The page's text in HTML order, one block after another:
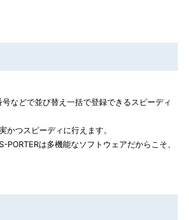
などで並び替え一括で登録できるスピーディ
つスピーディに行えます。
は多機能なソフトウェアだからこそ、